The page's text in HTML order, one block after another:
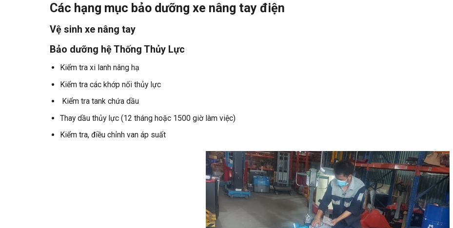
Các hạng mục bảo dưỡng xe nâng tay điện
Vệ sinh xe nâng tay
Bảo dưỡng hệ Thống Thủy Lực
Kiểm tra xi lanh nâng hạ
Kiểm tra các khớp nối thủy lực
Kiểm tra tank chứa dầu
Thay dầu thủy lực (12 tháng hoặc 1500 giờ làm việc)
Kiểm tra, điều chỉnh van áp suất